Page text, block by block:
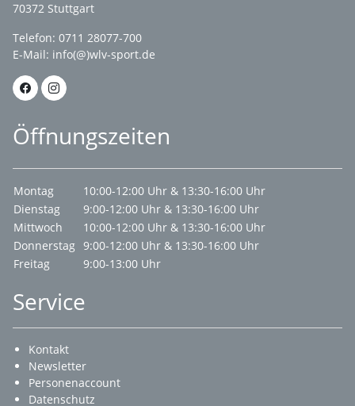
70372 Stuttgart
Telefon: 0711 28077-700
E-Mail: info(@)wlv-sport.de
Öffnungszeiten
Montag
10:00-12:00 Uhr & 13:30-16:00 Uhr
Dienstag
9:00-12:00 Uhr & 13:30-16:00 Uhr
Mittwoch
10:00-12:00 Uhr & 13:30-16:00 Uhr
Donnerstag 9:00-12:00 Uhr & 13:30-16:00 Uhr
Freitag
9:00-13:00 Uhr
Service
Kontakt
Newsletter
Personenaccount
Datenschutz